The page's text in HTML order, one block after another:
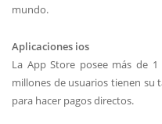
mundo.
Aplicaciones ios
La App Store posee más de
millones de usuarios tienen su
para hacer pagos directos.